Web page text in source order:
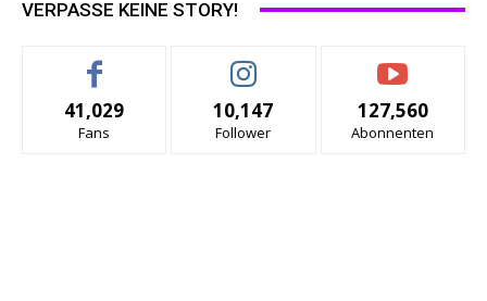
VERPASSE KEINE STORY!
41,029
Fans
10,147
Follower
127,560
Abonnenten